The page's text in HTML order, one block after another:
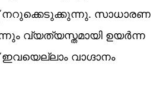
നറുക്കെടുക്കുന്നു. സാധാരണ
വ്യത്യസ്തമായി ഉയര്‍ന്ന
വാഗ്ദാനം